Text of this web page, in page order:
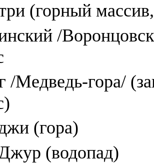
(горный
/
Медведь-гора/
(гора)
(водопад)